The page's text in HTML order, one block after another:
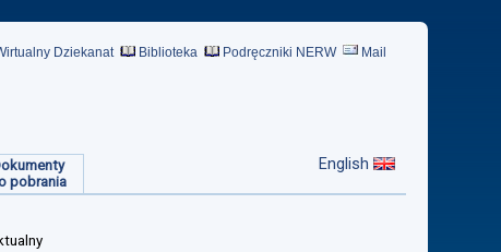
Dziekanat Biblioteka Podręczniki NERW Mail
pobrania
English